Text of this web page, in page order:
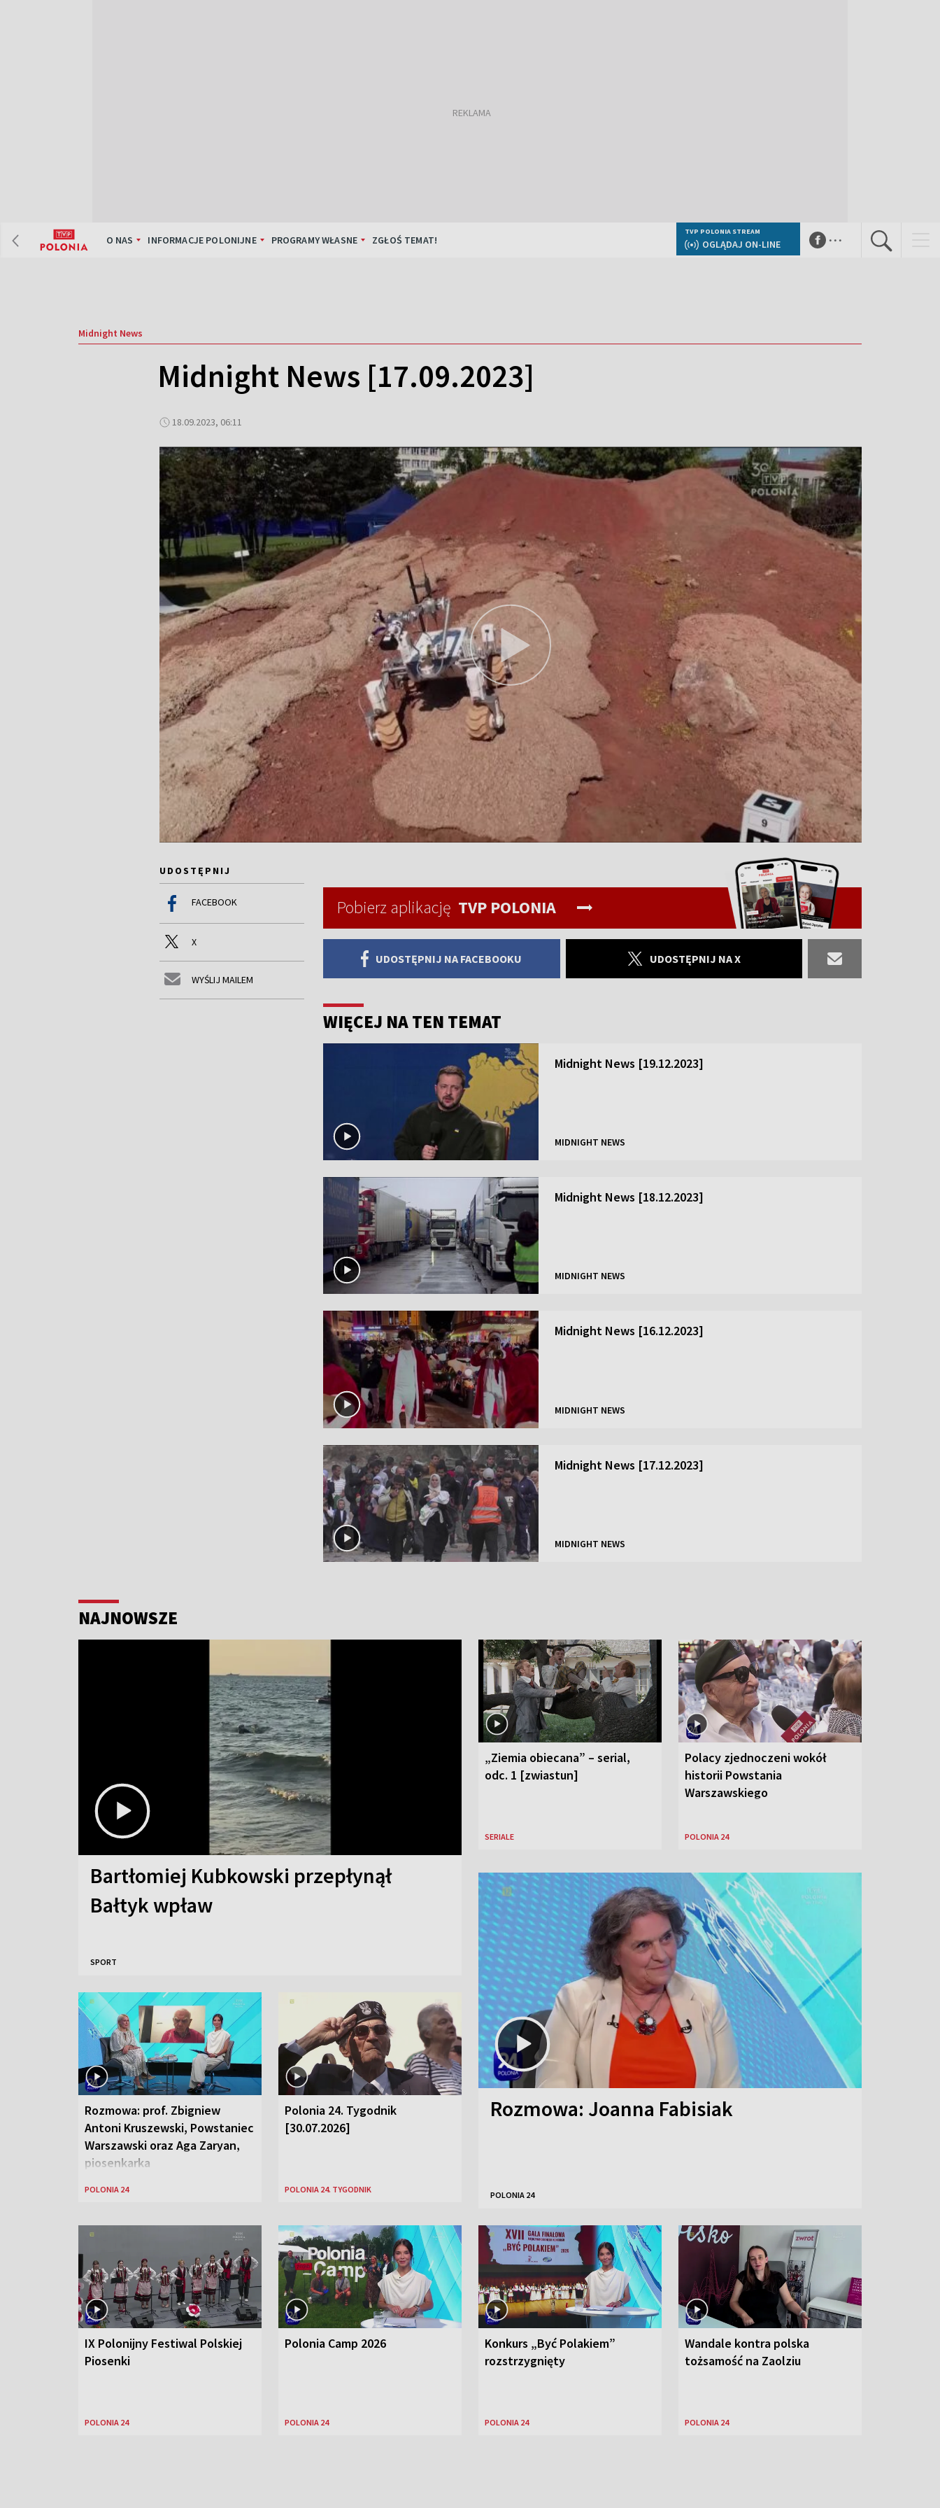
O NAS INFORMACJE POLONIJNE PROGRAMY WŁASNE ZGŁOŚ TEMAT!
TVP POLONIA STREAM
OGLĄDAJ ON-LINE ...
Midnight News
Midnight News [17.09.2023]
18.09.2023, 06:11
UDOSTĘPNIJ
FACEBOOK
X
WYŚLIJ MAILEM
Pobierz aplikację TVP POLONIA
UDOSTĘPNIJ NA FACEBOOKU UDOSTĘPNIJ NA X
WIĘCEJ NA TEN TEMAT
Midnight News [19.12.2023]
MIDNIGHT NEWS
Midnight News [18.12.2023]
MIDNIGHT NEWS
Midnight News [16.12.2023]
MIDNIGHT NEWS
Midnight News [17.12.2023]
MIDNIGHT NEWS
NAJNOWSZE
Bartłomiej Kubkowski przepłynął
Bałtyk wpław
SPORT
„Ziemia obiecana” – serial,
odc. 1 [zwiastun]
SERIALE
Polacy zjednoczeni wokół
historii Powstania
Warszawskiego
POLONIA 24
Rozmowa: prof. Zbigniew
Antoni Kruszewski, Powstaniec
Warszawski oraz Aga Zaryan,
piosenkarka
POLONIA 24
Polonia 24. Tygodnik
[30.07.2026]
POLONIA 24. TYGODNIK
Rozmowa: Joanna Fabisiak
POLONIA 24
IX Polonijny Festiwal Polskiej
Piosenki
POLONIA 24
Polonia Camp 2026
POLONIA 24
Konkurs „Być Polakiem”
rozstrzygnięty
POLONIA 24
Wandale kontra polska
tożsamość na Zaolziu
POLONIA 24